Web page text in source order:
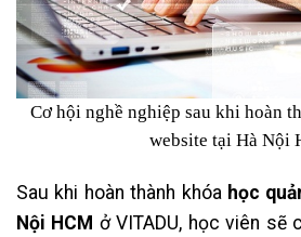
Cơ hội nghề nghiệp sau khi hoàn
website tại Hà Nội
Sau khi hoàn thành khóa học
Nội HCM ở VITADU, học viên sẽ